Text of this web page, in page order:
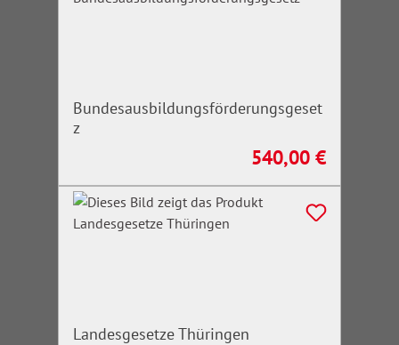
Bundesausbildungsförderungsgeset
z
Regulärer Preis:
540,00 €
Landesgesetze Thüringen